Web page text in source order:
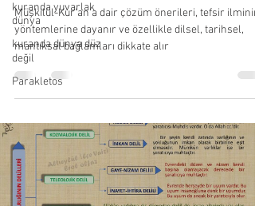
kuranda yuvarlak
dünya
kuranda dünya düz
değil
Parakletos
Müşkilül-Kur'an'a dair çözüm önerileri, tefsir ilminin
yöntemlerine dayanır ve özellikle dilsel, tarihsel,
mantıksal bağlamları dikkate alır